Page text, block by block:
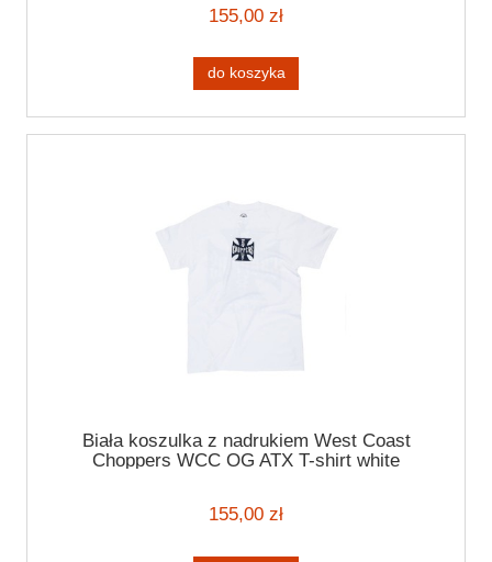
155,00 zł
do koszyka
Biała koszulka z nadrukiem West Coast
Choppers WCC OG ATX T-shirt white
155,00 zł